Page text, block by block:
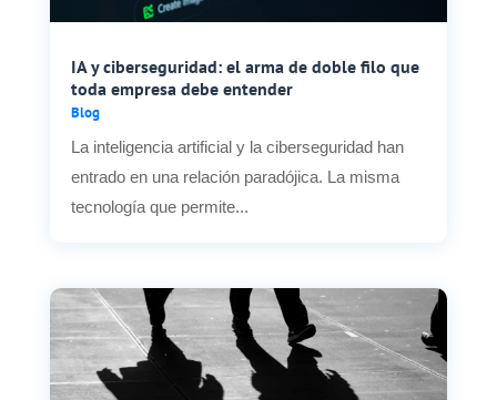
IA y ciberseguridad: el arma de doble filo que
toda empresa debe entender
Blog
La inteligencia artificial y la ciberseguridad han
entrado en una relación paradójica. La misma
tecnología que permite...